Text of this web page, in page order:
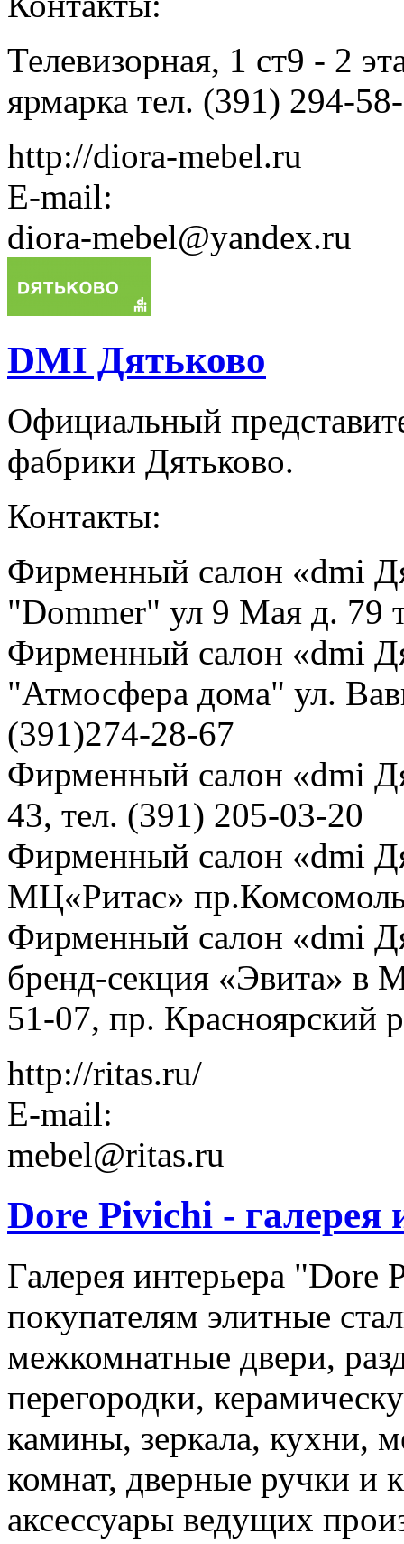
Телевизорная, 1 ст9 - 2
ярмарка тел. (391) 294-
http://diora-mebel.ru
E-mail:
diora-mebel@yandex.ru
DMI Дятьково
Официальный
фабрики Дятьково.
Контакты:
Фирменный салон «dmi
"Dommer" ул 9 Мая д. 79
Фирменный салон «dmi
"Атмосфера дома" ул.
(391)274-28-67
Фирменный салон «dmi
43, тел. (391) 205-03-20
Фирменный салон «dmi
МЦ«Ритас»
Фирменный салон «dmi
бренд-секция «Эвита» в
51-07, пр. Красноярский
http://ritas.ru/
E-mail:
mebel@ritas.ru
Dore Pivichi - галерея
Галерея интерьера "Dore
покупателям элитные
межкомнатные двери,
перегородки,
камины, зеркала, кухни,
комнат, дверные ручки и
аксессуары ведущих